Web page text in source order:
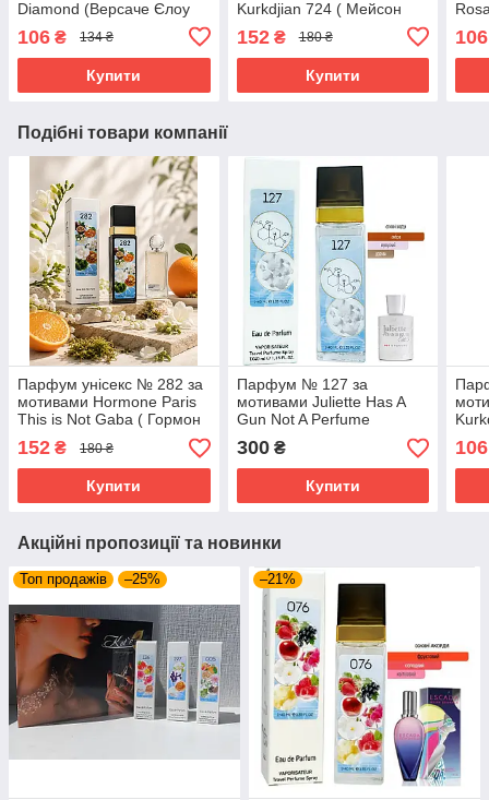
Diamond (Версаче Єлоу
106 ₴ 134 ₴
Купити
Kurkdjian 724 ( Мейсон
МЛ ОПТ
152₴ 180 ₴
Купити
мл.
106
Подібні товари компанії
Парфум унісекс № 282 за
мотивами Hormone Paris
This is Not Gaba ( Гормон
ОПТ
152 ₴ 180 ₴
Купити
Парфум № 127 за
мотивами Juliette Has A
Gun Not A Perfume
(Джульетта Хез Е Ган Нот
Е Парфюм) 40 мл
300₴
Купити
ОПТ
106
Акційні пропозиції та новинки
Топ продажів –25% –21%